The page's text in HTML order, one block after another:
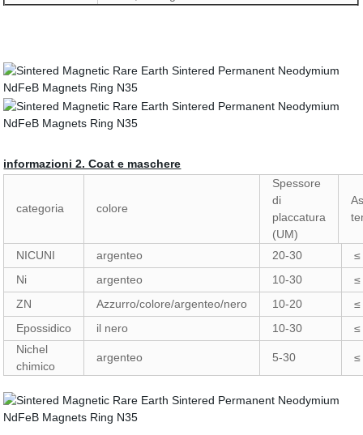
informazioni 2. Coat e maschere
categoria colore
Spessore
di
placcatura
(UM)
NICUNI argenteo 20-30
≤
Ni
argenteo 10-30
≤
ZN
Azzurro/colore/argenteo/nero 10-20
≤
Epossidico
il nero 10-30
≤
Nichel
chimico
argenteo 5-30 ≤